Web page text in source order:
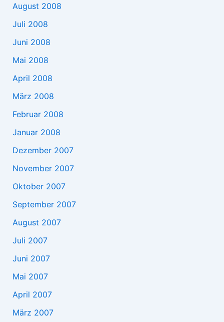
August 2008
Juli 2008
Juni 2008
Mai 2008
April 2008
März 2008
Februar 2008
Januar 2008
Dezember 2007
November 2007
Oktober 2007
September 2007
August 2007
Juli 2007
Juni 2007
Mai 2007
April 2007
März 2007